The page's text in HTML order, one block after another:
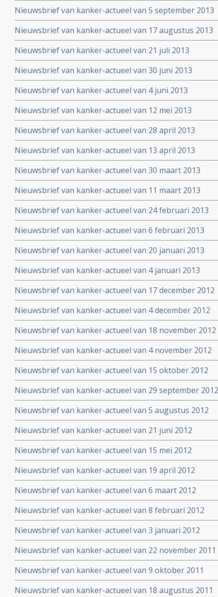
Nieuwsbrief van kanker-actueel van 5 september 2013
Nieuwsbrief van kanker-actueel van 17 augustus 2013
Nieuwsbrief van kanker-actueel van 21 juli 2013
Nieuwsbrief van kanker-actueel van 30 juni 2013
Nieuwsbrief van kanker-actueel van 4 juni 2013
Nieuwsbrief van kanker-actueel van 12 mei 2013
Nieuwsbrief van kanker-actueel van 28 april 2013
Nieuwsbrief van kanker-actueel van 13 april 2013
Nieuwsbrief van kanker-actueel van 30 maart 2013
Nieuwsbrief van kanker-actueel van 11 maart 2013
Nieuwsbrief van kanker-actueel van 24 februari 2013
Nieuwsbrief van kanker-actueel van 6 februari 2013
Nieuwsbrief van kanker-actueel van 20 januari 2013
Nieuwsbrief van kanker-actueel van 4 januari 2013
Nieuwsbrief van kanker-actueel van 17 december 2012
Nieuwsbrief van kanker-actueel van 4 december 2012
Nieuwsbrief van kanker-actueel van 18 november 2012
Nieuwsbrief van kanker-actueel van 4 november 2012
Nieuwsbrief van kanker-actueel van 15 oktober 2012
Nieuwsbrief van kanker-actueel van 29 september
Nieuwsbrief van kanker-actueel van 5 augustus 2012
Nieuwsbrief van kanker-actueel van 21 juni 2012
Nieuwsbrief van kanker-actueel van 15 mei 2012
Nieuwsbrief van kanker-actueel van 19 april 2012
Nieuwsbrief van kanker-actueel van 6 maart 2012
Nieuwsbrief van kanker-actueel van 8 februari 2012
Nieuwsbrief van kanker-actueel van 3 januari 2012
Nieuwsbrief van kanker-actueel van 22 november 2011
Nieuwsbrief van kanker-actueel van 9 oktober 2011
Nieuwsbrief van kanker-actueel van 18 augustus 2011